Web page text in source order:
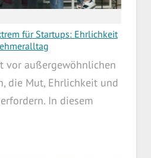
für Startups: Ehrlichkeit
vor außergewöhnlichen
die Mut, Ehrlichkeit und
In diesem